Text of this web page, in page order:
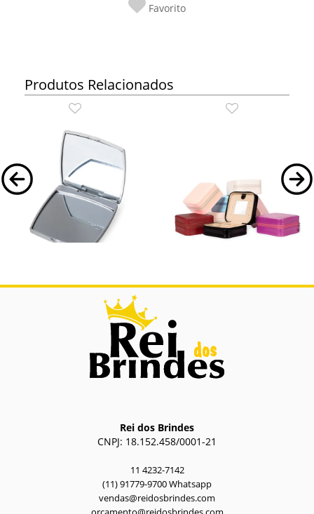
Favorito
Produtos Relacionados
Espelho Duplo Sem
Aumento Plástico
Espelho Duplo Sem Aumento Plástico.
Porta-Joias com Espelho
Rei dos Brindes
CNPJ: 18.152.458/0001-21
11 4232-7142
(11) 91779-9700 Whatsapp
vendas@reidosbrindes.com